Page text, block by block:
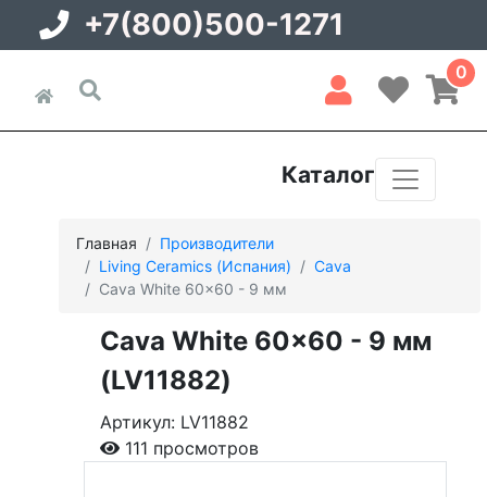
+7(800)500-1271
0
Каталог
Главная
Производители
Living Ceramics (Испания)
Cava
Cava White 60x60 - 9 мм
Cava White 60x60 - 9 мм
(LV11882)
Артикул: LV11882
111 просмотров